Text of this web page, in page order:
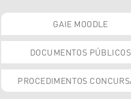
GAIE MOODLE
DOCUMENTOS PÚBLICOS
PROCEDIMENTOS